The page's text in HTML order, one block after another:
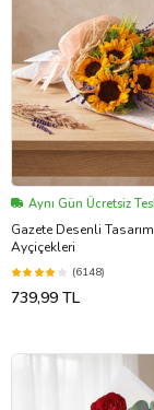
Aynı Gün Ücretsiz
Gazete Desenli
Ayçiçekleri
(6148)
739,99 TL